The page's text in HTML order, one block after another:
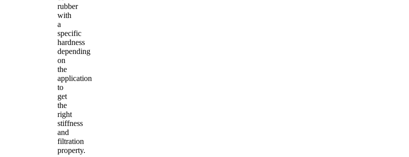
rubber
with
a
specific
hardness
depending
on
the
application
to
get
the
right
stiffness
and
filtration
property.